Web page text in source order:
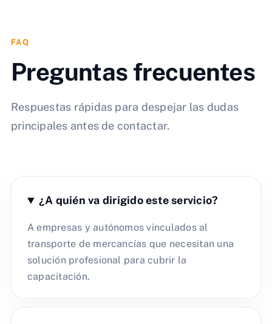
FAQ
Preguntas frecuentes
Respuestas rápidas para despejar las dudas
principales antes de contactar.
¿A quién va dirigido este servicio?
A empresas y autónomos vinculados al
transporte de mercancías que necesitan una
solución profesional para cubrir la
capacitación.